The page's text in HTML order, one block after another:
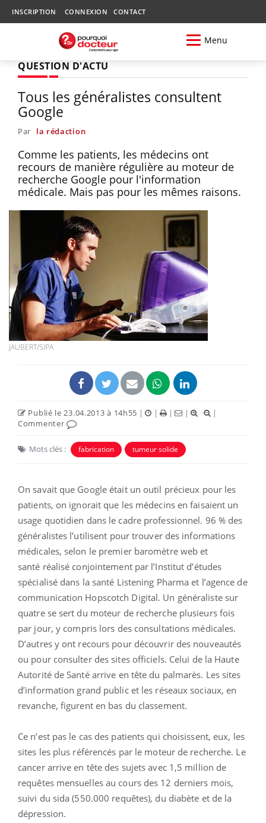
INSCRIPTION CONNEXION CONTACT
Menu
QUESTION D'ACTU
Tous les généralistes consultent
Google
Par la rédaction
Comme les patients, les médecins ont
recours de manière régulière au moteur de
recherche Google pour l'information
médicale. Mais pas pour les mêmes raisons.
JAUBERT/SIPA
Publié le 23.04.2013 à 14h55 | | | |
|
Commenter
Mots clés : fabrication tumeur solide
On savait que Google était un outil précieux pour les
patients, on ignorait que les médecins en faisaient un
usage quotidien dans le cadre professionnel. 96 % des
généralistes l’utilisent pour trouver des informations
médicales, selon le premier baromètre web et
santé réalisé conjointement par l’Institut d’études
spécialisé dans la santé Listening Pharma et l’agence de
communication Hopscotch Digital. Un généraliste sur
quatre se sert du moteur de recherche plusieurs fois
par jour, y compris lors des consultations médicales.
D’autres y ont recours pour découvrir des nouveautés
ou pour consulter des sites officiels. Celui de la Haute
Autorité de Santé arrive en tête du palmarès. Les sites
d’information grand public et les réseaux sociaux, en
revanche, figurent en bas du classement.
Ce n’est pas le cas des patients qui choisissent, eux, les
sites les plus référencés par le moteur de recherche. Le
cancer arrive en tête des sujets avec 1,5 million de
requêtes mensuelles au cours des 12 derniers mois,
suivi du sida (550.000 requêtes), du diabète et de la
dépression.